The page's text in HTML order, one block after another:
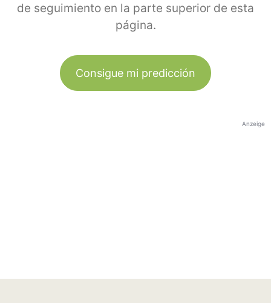
de seguimiento en la parte superior de esta
página.
Consigue mi predicción
Anzeige